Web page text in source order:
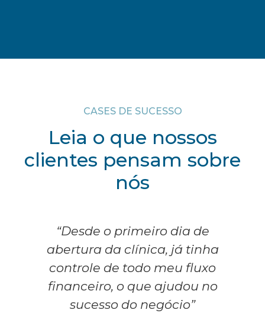
CASES DE SUCESSO
Leia o que nossos
clientes pensam sobre
nós
“Desde o primeiro dia de
abertura da clínica, já tinha
controle de todo meu fluxo
financeiro, o que ajudou no
sucesso do negócio”